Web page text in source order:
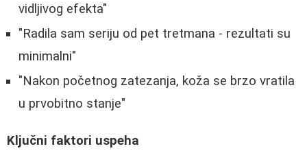
vidljivog efekta"
"Radila sam seriju od pet tretmana - rezultati su
minimalni"
"Nakon početnog zatezanja, koža se brzo vratila
u prvobitno stanje"
Ključni faktori uspeha